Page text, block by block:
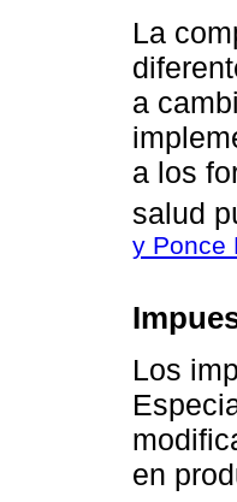
La
a
a los
salud
y Ponce
Los
en